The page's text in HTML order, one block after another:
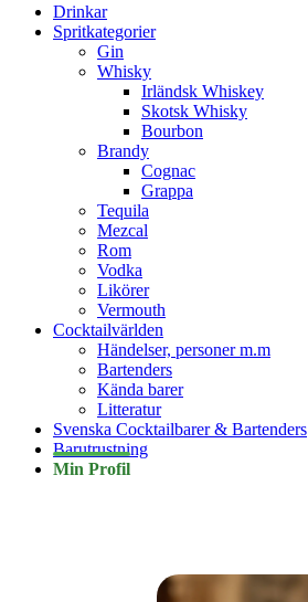
Drinkar
Spritkategorier
Gin
Whisky
Irländsk Whiskey
Skotsk Whisky
Bourbon
Brandy
Cognac
Grappa
Tequila
Mezcal
Rom
Vodka
Likörer
Vermouth
Cocktailvärlden
Händelser, personer m.m
Bartenders
Kända barer
Litteratur
Svenska Cocktailbarer & Bartenders
Barutrustning
Min Profil